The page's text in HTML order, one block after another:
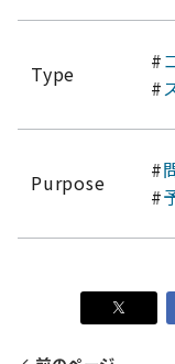
Type #
#
Purpose #
#